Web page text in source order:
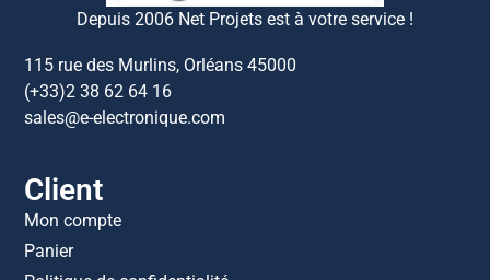
Depuis 2006 Net Projets est à votre service !
115 rue des Murlins, Orléans 45000
(+33)2 38 62 64 16
sales@e-electronique.com
Client
Mon compte
Panier